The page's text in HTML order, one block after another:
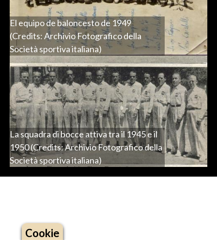
El equipo de baloncesto de 1949
(Credits: Archivio Fotografico della
Società sportiva italiana)
La squadra di bocce attiva tra il 1945 e il
1950 (Credits: Archivio Fotografico della
Società sportiva italiana)
Cookie